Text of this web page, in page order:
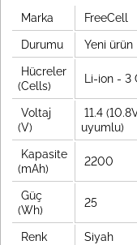
Marka FreeCell
Durumu Yeni ürün
Hücreler
(Cells)
Li-ion - 3
Voltaj
(V)
11.4
uyumlu)
Kapasite
(mAh)
2200
Güç
(Wh)
25
Renk Siyah